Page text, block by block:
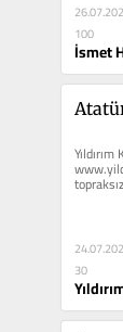
100
İsmet
sahibi
30